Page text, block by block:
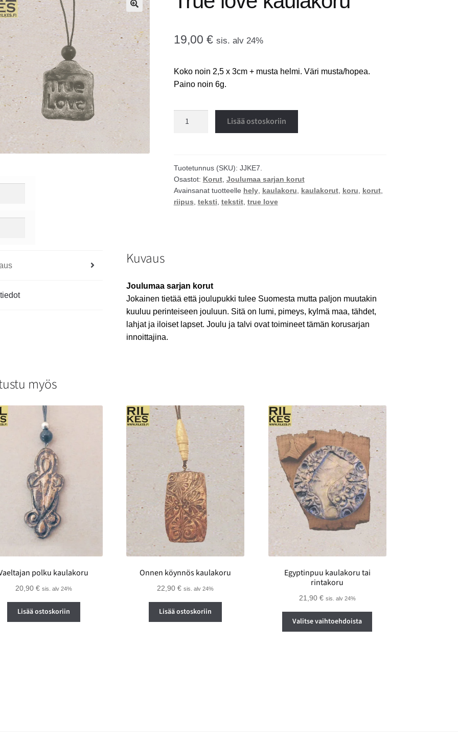
🔍
19,00 € sis. alv 24%
Koko noin 2,5 x 3cm + musta helmi. Väri musta/hopea.
Paino noin 6g.
Lisää ostoskoriin
Tuotetunnus (SKU): JJKE7.
Osastot: Korut, Joulumaa sarjan korut
Avainsanat tuotteelle hely, kaulakoru kaulakorut, koru korut,
riipus teksti tekstit, true love
Kuvaus
Joulumaa sarjan korut
Jokainen tietää että joulupukki tulee Suomesta mutta paljon muutakin
kuuluu perinteiseen jouluun. Sitä on lumi, pimeys, kylmä maa, tähdet,
lahjat ja iloiset lapset. Joulu ja talvi ovat toimineet tämän korusarjan
innoittajina.
myös
polku kaulakoru
20,90 € sis. alv 24%
Lisää ostoskoriin
Onnen köynnös kaulakoru
22,90€ sis. alv 24%
Lisää ostoskoriin
Egyptinpuu kaulakoru tai
rintakoru
21,90 € sis. alv 24%
Valitse vaihtoehdoista